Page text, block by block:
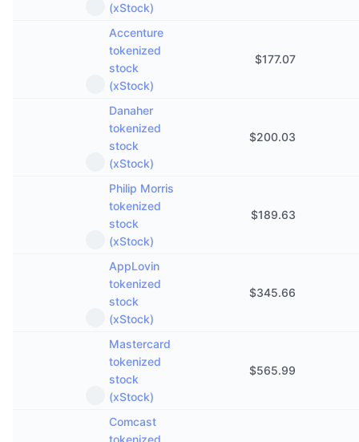
(xStock)
Accenture
tokenized
stock
(xStock)
$177.07
Danaher
tokenized
stock
(xStock)
$200.03
Philip Morris
tokenized
stock
(xStock)
$189.63
AppLovin
tokenized
stock
(xStock)
$345.66
Mastercard
tokenized
stock
(xStock)
$565.99
Comcast
tokenized